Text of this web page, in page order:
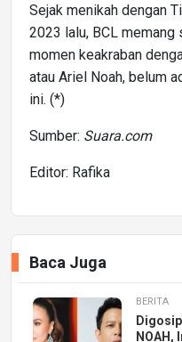
Sejak menikah dengan
2023 lalu, BCL memang
momen keakraban
atau Ariel Noah, belum
ini. (*)
Sumber: Suara.com
Editor: Rafika
Baca Juga
BERITA
NOAH,